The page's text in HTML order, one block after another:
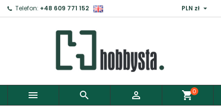
Telefon: +48 609 771 152 PLN zł 
   shopping_cart0
Zaloguj ×
Aby zapisać produkty do Schowka, musisz się
Anuluj Zaloguj